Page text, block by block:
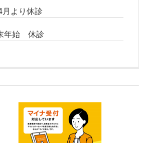
より休診
年始 休診